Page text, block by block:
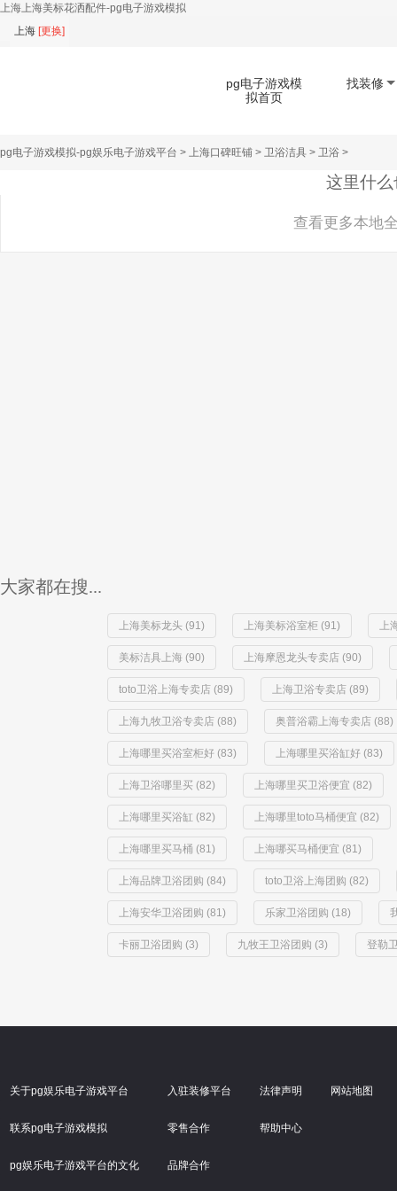
上海上海美标花洒配件-pg电子游戏模拟
上海 [更换]
pg电子游戏模
拟首页
找装修
扫码下载app
pg电子游戏模拟-pg娱乐电子游戏平台 > 上海口碑旺铺 > 卫浴洁具 > 卫浴 >
这里什
查看更多本地
大家都在搜...
上海美标龙头 (91) 上海美标浴室柜 (91) 上
美标洁具上海 (90) 上海摩恩龙头专卖店 (90)
toto卫浴上海专卖店 (89) 上海卫浴专卖店 (89)
上海九牧卫浴专卖店 (88) 奥普浴霸上海专卖店 (88)
上海哪里买浴室柜好 (83) 上海哪里买浴缸好 (83)
上海卫浴哪里买 (82) 上海哪里买卫浴便宜 (82)
上海哪里买浴缸 (82) 上海哪里toto马桶便宜 (82)
上海哪里买马桶 (81) 上海哪买马桶便宜 (81)
上海品牌卫浴团购 (84) toto卫浴上海团购 (82)
上海安华卫浴团购 (81) 乐家卫浴团购 (18)
卡丽卫浴团购 (3) 九牧王卫浴团购 (3) 登勒
关于pg娱乐电子游戏平台
联系pg电子游戏模拟
pg娱乐电子游戏平台的文化
入驻装修平台
零售合作
品牌合作
法律声明
帮助中心
网站地图